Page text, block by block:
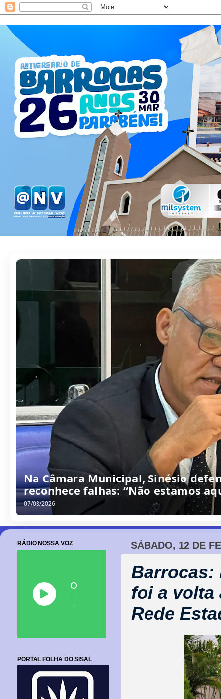
Na Câmara Municipal, Sinésio
reconhece falhas: “Não estamos
07/08/2026
SÁBADO, 12 DE
Barrocas:
foi a volta
Rede
RÁDIO NOSSA VOZ
PORTAL FOLHA DO SISAL